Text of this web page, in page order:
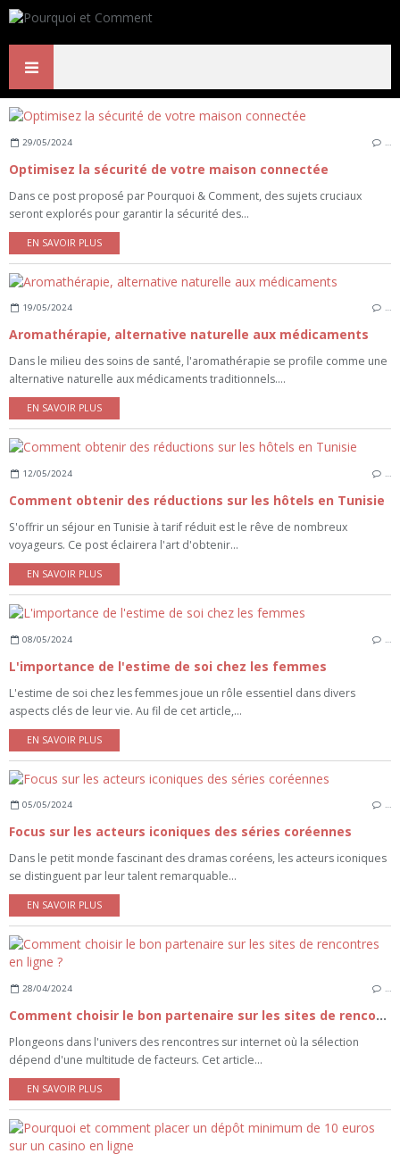
29/05/2024 …
Optimisez la sécurité de votre maison connectée
Dans ce post proposé par Pourquoi & Comment, des sujets cruciaux
seront explorés pour garantir la sécurité des...
EN SAVOIR PLUS
19/05/2024 …
Aromathérapie, alternative naturelle aux médicaments
Dans le milieu des soins de santé, l'aromathérapie se profile comme une
alternative naturelle aux médicaments traditionnels....
EN SAVOIR PLUS
12/05/2024 …
Comment obtenir des réductions sur les hôtels en Tunisie
S'offrir un séjour en Tunisie à tarif réduit est le rêve de nombreux
voyageurs. Ce post éclairera l'art d'obtenir...
EN SAVOIR PLUS
08/05/2024
L'importance de l'estime de soi chez les femmes
L'estime de soi chez les femmes joue un rôle essentiel dans divers
aspects clés de leur vie. Au fil de cet article,...
EN SAVOIR PLUS
05/05/2024 …
Focus sur les acteurs iconiques des séries coréennes
Dans le petit monde fascinant des dramas coréens, les acteurs iconiques
se distinguent par leur talent remarquable...
EN SAVOIR PLUS
28/04/2024 …
Comment choisir le bon partenaire sur les sites de rencontres en ligne ?
Plongeons dans l'univers des rencontres sur internet où la sélection
dépend d'une multitude de facteurs. Cet article...
EN SAVOIR PLUS